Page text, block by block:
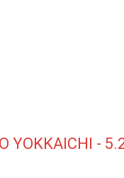
YOKKAICHI -